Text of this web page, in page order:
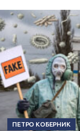
ПЕТРО КОБЕРНИК